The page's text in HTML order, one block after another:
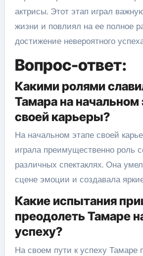
актрисы. Этот этап играл
жизни и повлиял на ее полное
достижение невероятного
Вопрос-ответ:
Какими ролями
Тамара на начальном
своей карьеры?
На начальном этапе своей
играла преимущественно роль
различных спектаклях. Она
сцене эмоции и создавала
Какие испытания
преодолеть Тамаре
успеху?
На своем пути к успеху Тамаре